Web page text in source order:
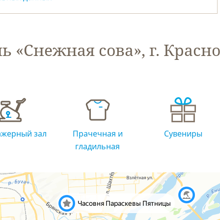
«Снежная сова», г.
Прачечная и
Сувениры